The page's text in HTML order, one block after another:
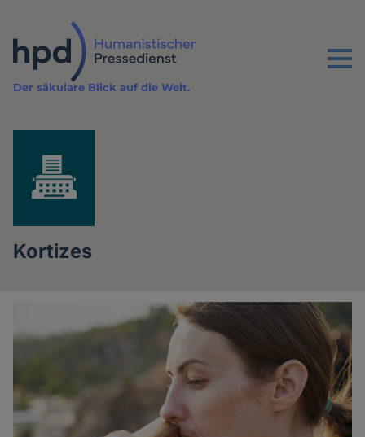
Inhalt
Menu
Der säkulare Blick auf die Welt.
Kortizes
Artikel